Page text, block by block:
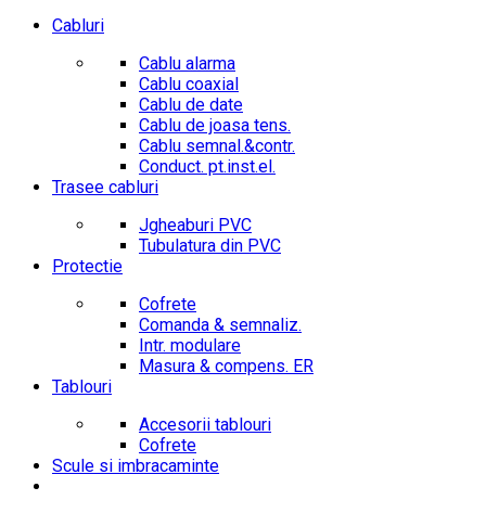
Cabluri
Cablu alarma
Cablu coaxial
Cablu de date
Cablu de joasa tens.
Cablu semnal.&contr.
Conduct. pt.inst.el.
Trasee cabluri
Jgheaburi PVC
Tubulatura din PVC
Protectie
Cofrete
Comanda & semnaliz.
Intr. modulare
Masura & compens. ER
Tablouri
Accesorii tablouri
Cofrete
Scule si imbracaminte